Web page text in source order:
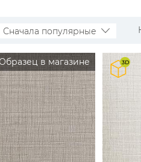
Сначала популярные
в магазине